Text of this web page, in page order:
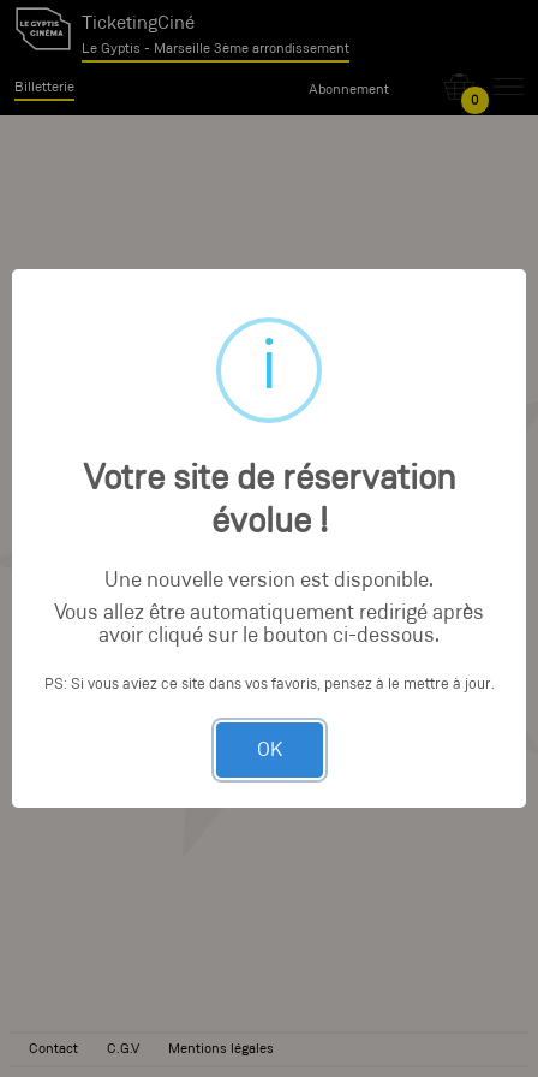
TicketingCiné
Le Gyptis - Marseille 3ème arrondissement
Billetterie Abonnement
0
Contact C.G.V Mentions légales
Votre site de réservation
évolue !
Une nouvelle version est disponible.
Vous allez être automatiquement redirigé après
avoir cliqué sur le bouton ci-dessous.
PS: Si vous aviez ce site dans vos favoris, pensez à le mettre à jour.
OK